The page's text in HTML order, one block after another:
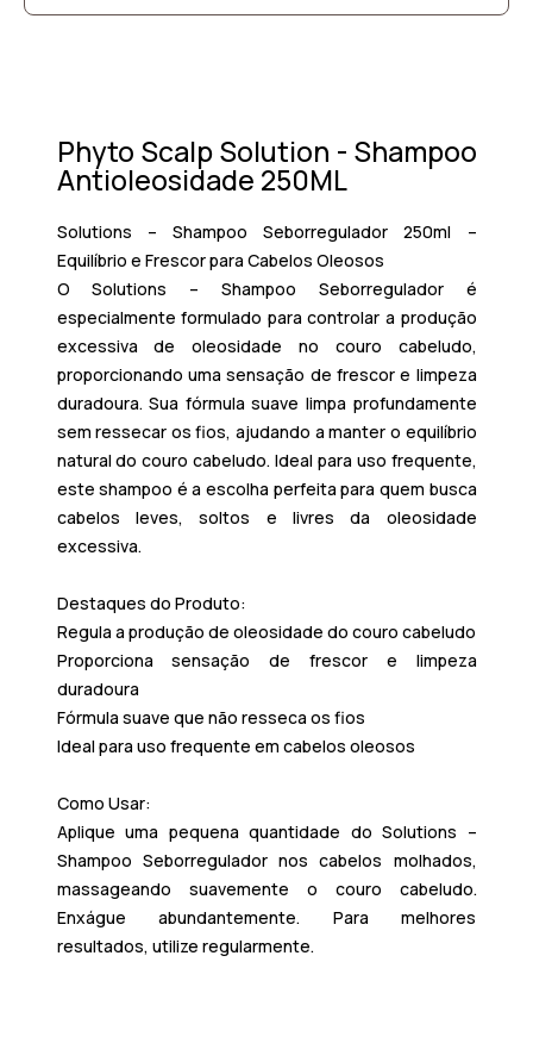
Phyto Scalp Solution - Shampoo
Antioleosidade 250ML
Solutions – Shampoo Seborregulador 250ml –
Equilíbrio e Frescor para Cabelos Oleosos
OSolutions – Shampoo Seborreguladoré
especialmente formulado para controlar a produção
excessiva de oleosidade no couro cabeludo,
proporcionando uma sensação de frescor e limpeza
duradoura. Sua fórmula suave limpa profundamente
sem ressecar os fios, ajudando a manter o equilíbrio
natural do couro cabeludo. Ideal para uso frequente,
este shampoo é a escolha perfeita para quem busca
cabelos leves, soltos e livres da oleosidade
excessiva.
Destaques do Produto:
Regula a produção de oleosidade do couro cabeludo
Proporciona sensação de frescor e limpeza
duradoura
Fórmula suave que não resseca os fios
Ideal para uso frequente em cabelos oleosos​
Como Usar:
Aplique uma pequena quantidade do Solutions –
Shampoo Seborreguladornos cabelos molhados,
massageando suavemente o couro cabeludo.
Enxágue abundantemente. Para melhores
resultados, utilize regularmente.​